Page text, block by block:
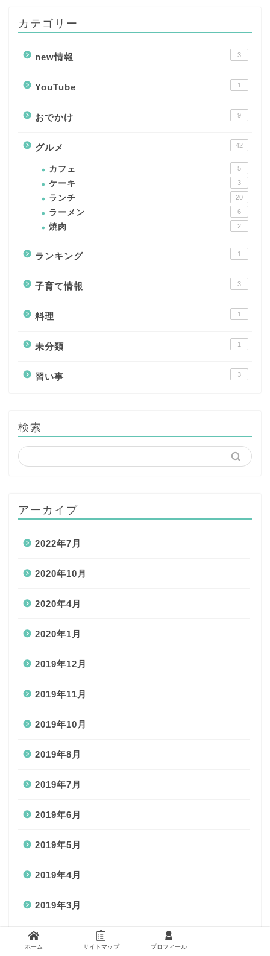
カテゴリー
new情報 3
YouTube 1
おでかけ 9
グルメ 42
カフェ 5
ケーキ 3
ランチ 20
ラーメン 6
焼肉 2
ランキング 1
子育て情報 3
料理 1
未分類 1
習い事 3
検索
アーカイブ
2022年7月
2020年10月
2020年4月
2020年1月
2019年12月
2019年11月
2019年10月
2019年8月
2019年7月
2019年6月
2019年5月
2019年4月
2019年3月
2019年2月
ホーム サイトマップ プロフィール